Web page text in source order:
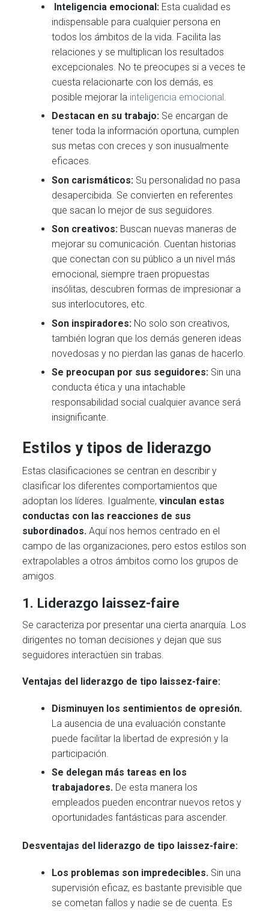
Inteligencia emocional: Esta cualidad es
indispensable para cualquier persona en
todos los ámbitos de la vida. Facilita las
relaciones y se multiplican los resultados
excepcionales. No te preocupes si a veces te
cuesta relacionarte con los demás, es
posible mejorar la inteligencia emocional
Destacan en su trabajo: Se encargan de
tener toda la información oportuna, cumplen
sus metas con creces y son inusualmente
eficaces.
Son carismáticos: Su personalidad no pasa
desapercibida. Se convierten en referentes
que sacan lo mejor de sus seguidores.
Son creativos: Buscan nuevas maneras de
mejorar su comunicación. Cuentan historias
que conectan con su público a un nivel más
emocional, siempre traen propuestas
insólitas, descubren formas de impresionar a
sus interlocutores, etc.
Son inspiradores: No solo son creativos,
también logran que los demás generen ideas
novedosas y no pierdan las ganas de hacerlo.
Se preocupan por sus seguidores: Sin una
conducta ética y una intachable
responsabilidad social cualquier avance será
insignificante.
Estilos y tipos de liderazgo
Estas clasificaciones se centran en describir y
clasificar los diferentes comportamientos que
adoptan los líderes. Igualmente,vinculan estas
conductas con las reacciones de sus
subordinados. Aquí nos hemos centrado en el
campo de las organizaciones, pero estos estilos son
extrapolables a otros ámbitos como los grupos de
amigos.
1. Liderazgo laissez-faire
Se caracteriza por presentar una cierta anarquía. Los
dirigentes no toman decisiones y dejan que sus
seguidores interactúen sin trabas.
Ventajas del liderazgo de tipo laissez-faire:
Disminuyen los sentimientos de opresión.
La ausencia de una evaluación constante
puede facilitar la libertad de expresión y la
participación.
Se delegan más tareas en los
trabajadores. De esta manera los
empleados pueden encontrar nuevos retos y
oportunidades fantásticas para ascender.
Desventajas del liderazgo de tipo laissez-faire:
Los problemas son impredecibles. Sin una
supervisión eficaz, es bastante previsible que
se cometan fallos y nadie se de cuenta. Es